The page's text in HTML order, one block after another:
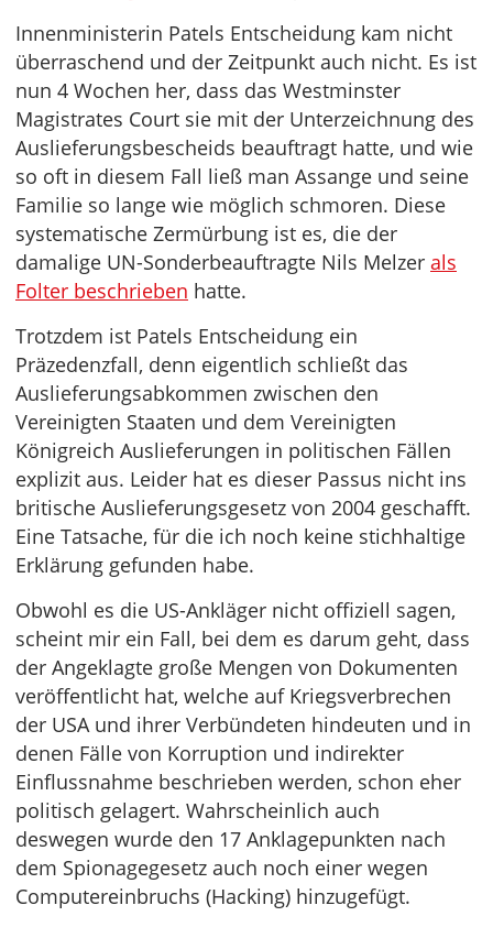
Innenministerin Patels Entscheidung kam nicht
überraschend und der Zeitpunkt auch nicht. Es ist
nun 4 Wochen her, dass das Westminster
Magistrates Court sie mit der Unterzeichnung des
Auslieferungsbescheids beauftragt hatte, und wie
so oft in diesem Fall ließ man Assange und seine
Familie so lange wie möglich schmoren. Diese
systematische Zermürbung ist es, die der
damalige UN-Sonderbeauftragte Nils Melzer als
Folter beschrieben hatte.
Trotzdem ist Patels Entscheidung ein
Präzedenzfall, denn eigentlich schließt das
Auslieferungsabkommen zwischen den
Vereinigten Staaten und dem Vereinigten
Königreich Auslieferungen in politischen Fällen
explizit aus. Leider hat es dieser Passus nicht ins
britische Auslieferungsgesetz von 2004 geschafft.
Eine Tatsache, für die ich noch keine stichhaltige
Erklärung gefunden habe.
Obwohl es die US-Ankläger nicht offiziell sagen,
scheint mir ein Fall, bei dem es darum geht, dass
der Angeklagte große Mengen von Dokumenten
veröffentlicht hat, welche auf Kriegsverbrechen
der USA und ihrer Verbündeten hindeuten und in
denen Fälle von Korruption und indirekter
Einflussnahme beschrieben werden, schon eher
politisch gelagert. Wahrscheinlich auch
deswegen wurde den 17 Anklagepunkten nach
dem Spionagegesetz auch noch einer wegen
Computereinbruchs (Hacking) hinzugefügt.